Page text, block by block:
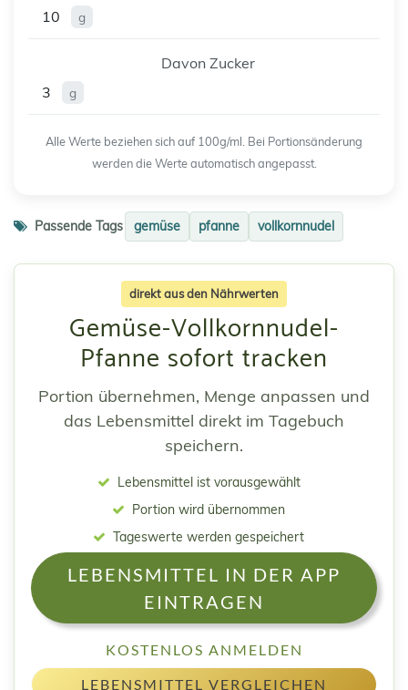
10
g
Davon Zucker
3
g
Alle Werte beziehen sich auf 100g/ml. Bei Portionsänderung
werden die Werte automatisch angepasst.
Passende Tags gemüse pfanne vollkornnudel
direkt aus den Nährwerten
Gemüse-Vollkornnudel-
Pfanne sofort tracken
Portion übernehmen, Menge anpassen und
das Lebensmittel direkt im Tagebuch
speichern.
Lebensmittel ist vorausgewählt
Portion wird übernommen
Tageswerte werden gespeichert
LEBENSMITTEL IN DER APP
EINTRAGEN
KOSTENLOS ANMELDEN
LEBENSMITTEL VERGLEICHEN